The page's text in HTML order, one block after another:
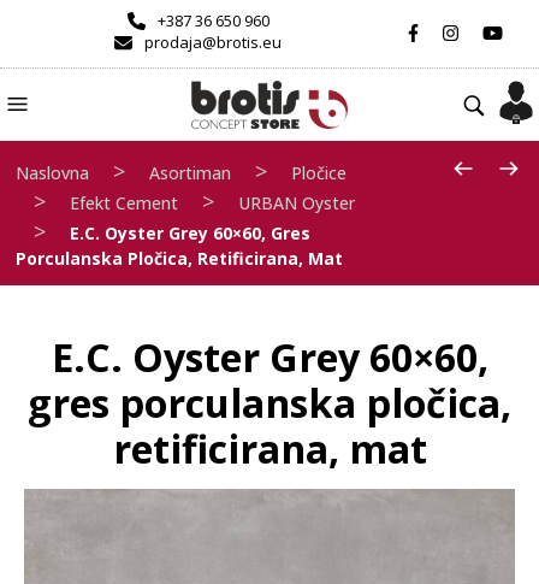
+387 36 650 960
prodaja@brotis.eu
Naslovna > Asortiman > Pločice
> Efekt Cement > URBAN Oyster
>
E.C. Oyster Grey 60×60, Gres
Porculanska Pločica, Retificirana, Mat
E.C. Oyster Grey 60×60,
gres porculanska pločica,
retificirana, mat